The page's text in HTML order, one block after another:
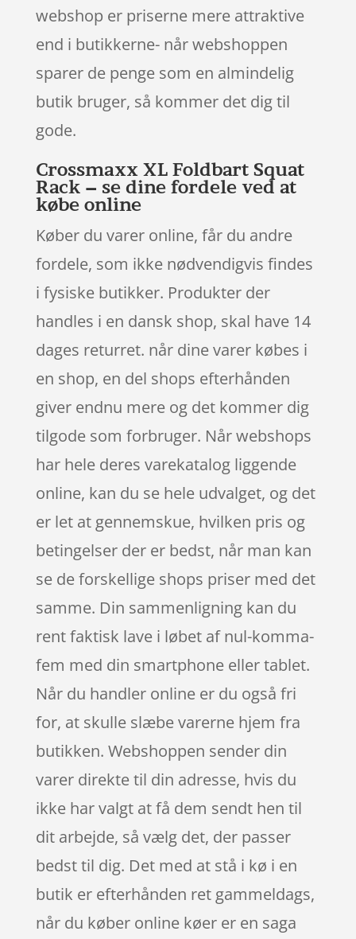
webshop er priserne mere attraktive
end i butikkerne- når webshoppen
sparer de penge som en almindelig
butik bruger, så kommer det dig til
gode.
Crossmaxx XL Foldbart Squat
Rack – se dine fordele ved at
købe online
Køber du varer online, får du andre
fordele, som ikke nødvendigvis findes
i fysiske butikker. Produkter der
handles i en dansk shop, skal have 14
dages returret. når dine varer købes i
en shop, en del shops efterhånden
giver endnu mere og det kommer dig
tilgode som forbruger. Når webshops
har hele deres varekatalog liggende
online, kan du se hele udvalget, og det
er let at gennemskue, hvilken pris og
betingelser der er bedst, når man kan
se de forskellige shops priser med det
samme. Din sammenligning kan du
rent faktisk lave i løbet af nul-komma-
fem med din smartphone eller tablet.
Når du handler online er du også fri
for, at skulle slæbe varerne hjem fra
butikken. Webshoppen sender din
varer direkte til din adresse, hvis du
ikke har valgt at få dem sendt hen til
dit arbejde, så vælg det, der passer
bedst til dig. Det med at stå i kø i en
butik er efterhånden ret gammeldags,
når du køber online køer er en saga